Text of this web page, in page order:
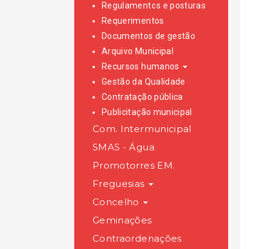
Regulamentos e posturas
Requerimentos
Documentos de gestão
Arquivo Municipal
Recursos humanos
Gestão da Qualidade
Contratação pública
Publicitação municipal
Com. Intermunicipal
SMAS - Água
Promotorres EM.
Freguesias
Concelho
Geminações
Contraordenações